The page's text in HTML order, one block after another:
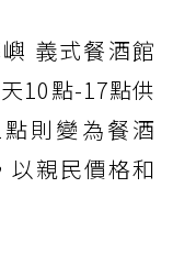
義式餐酒館
10點-17點供
則變為餐酒
以親民價格和